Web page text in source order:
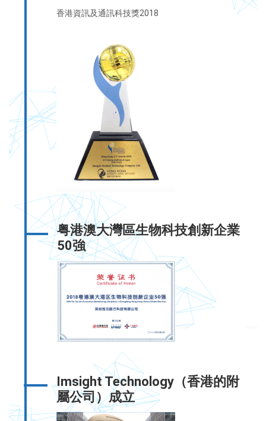
香港資訊及通訊科技獎2018
粤港澳大灣區生物科技創新企業
50強
Imsight Technology（香港的附
屬公司）成立